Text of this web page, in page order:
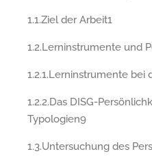
1.1.Ziel der Arbeit1
1.2.Lerninstrumente und
1.2.1.Lerninstrumente bei
1.2.2.Das DISG-
Typologien9
1.3.Untersuchung des